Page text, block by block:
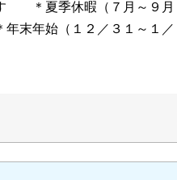
＊夏季休暇（７月～９月
末年始（１２／３１～１／